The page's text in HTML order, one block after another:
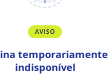
AVISO
temporariamente
indisponível